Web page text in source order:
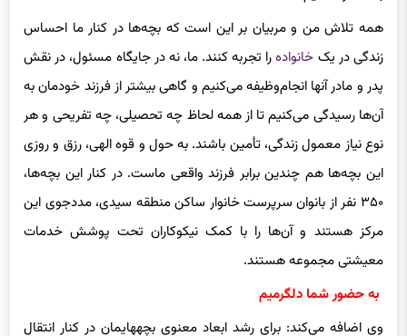
بخت فرستادیم.
همه تلاش من و مربیان بر این است که بچه‌ها در کنار ما احساس
زندگی در یکخانوادهرا تجربه کنند. ما، نه در جایگاه مسئول، در نقش
پدر و مادر آن‎ها انجام‌وظیفه می‌کنیم و گاهی بیشتر از فرزند خودمان به
آن‌ها رسیدگی می‌کنیم تا از همه لحاظ چه تحصیلی، چه تفریحی و هر
نوع نیاز معمول زندگی، تأمین باشند. به حول و قوه الهی، رزق و روزی
این بچه‌ها هم چندین برابر فرزند واقعی ماست. در کنار این بچه‌ها،
۳۵۰ نفر از بانوان سرپرست خانوار ساکن منطقه سیدی، مددجوی این
مرکز هستند و آن‌ها را با کمک نیکوکاران تحت پوشش خدمات
معیشتی مجموعه هستند.
به حضور شما دلگرمیم